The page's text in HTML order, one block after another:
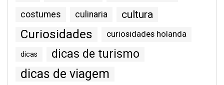
costumes culinaria cultura
Curiosidades curiosidades holanda
dicas dicas de turismo
dicas de viagem